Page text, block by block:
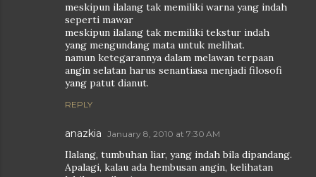
meskipun ilalang tak memiliki warna yang indah
seperti mawar
meskipun ilalang tak memiliki tekstur indah
yang mengundang mata untuk melihat.
namun ketegarannya dalam melawan terpaan
angin selatan harus senantiasa menjadi filosofi
yang patut dianut.
REPLY
anazkia January 8, 2010 at 7:30 AM
Ilalang, tumbuhan liar, yang indah bila dipandang.
Apalagi, kalau ada hembusan angin, kelihatan